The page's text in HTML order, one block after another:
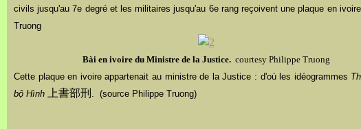
civils jusqu'au 7e degré et les militaires jusqu'au 6e rang reçoivent une plaque en
Truong
Bài en ivoire du Ministre de la Justice. courtesy Philippe Truong
Cette plaque en ivoire appartenait au ministre de la Justice : d'où les idéogrammes
bộ Hình
上書部刑 . (source Philippe Truong)